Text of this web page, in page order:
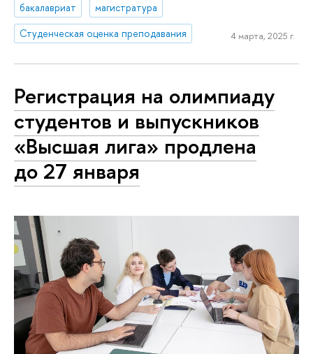
бакалавриат
магистратура
Студенческая оценка преподавания
4 марта, 2025 г.
Регистрация на олимпиаду
студентов и выпускников
«Высшая лига» продлена
до 27 января